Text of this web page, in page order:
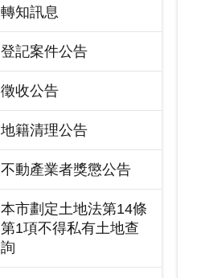
轉知訊息
登記案件公告
徵收公告
地籍清理公告
不動產業者獎懲公告
本市劃定土地法第14條
第1項不得私有土地查
詢